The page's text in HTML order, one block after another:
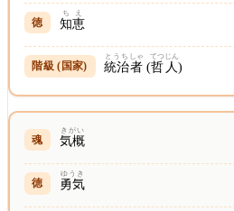
知恵
ちえ
統治
とうち
者
しゃ
(哲人
てつじん
)
気概
きがい
勇気
ゆうき